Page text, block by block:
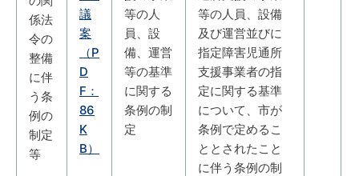
係法
令の
整備
に伴
う条
例の
制定
等
議
案
（P
D
F：
86
K
B）
等の人
員、設
備、運営
等の基準
に関する
条例の制
定
等の人員、設備
及び運営並びに
指定障害児通所
支援事業者の指
定に関する基準
について、市が
条例で定めるこ
ととされたこと
に伴う条例の制